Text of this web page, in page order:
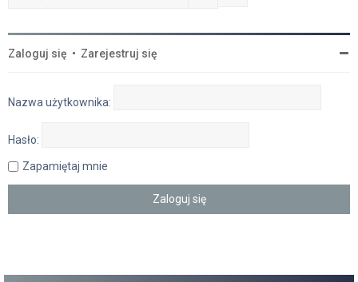
Zaloguj się • Zarejestruj się
Nazwa użytkownika:
Hasło:
Zapamiętaj mnie